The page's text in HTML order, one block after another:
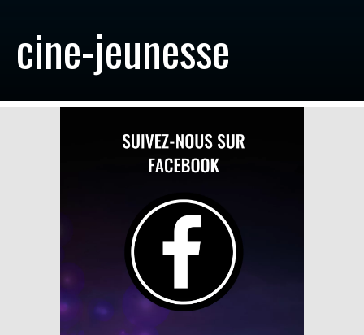
cine-jeunesse